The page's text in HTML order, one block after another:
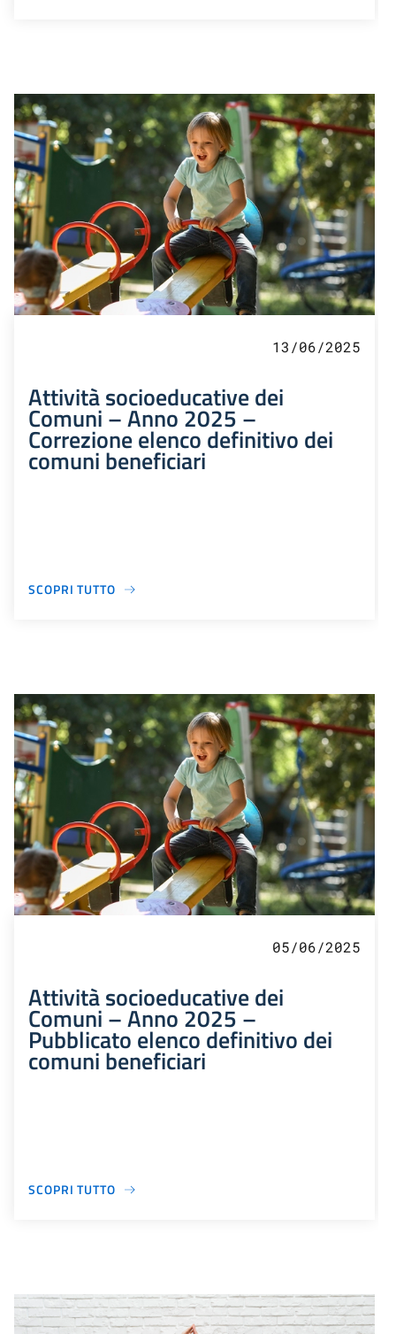
13/06/2025
Attività socioeducative dei
Comuni – Anno 2025 –
Correzione elenco definitivo dei
comuni beneficiari
SCOPRI TUTTO
05/06/2025
Attività socioeducative dei
Comuni – Anno 2025 –
Pubblicato elenco definitivo dei
comuni beneficiari
SCOPRI TUTTO